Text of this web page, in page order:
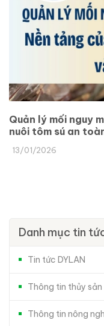
Quản lý mối nguy
nuôi tôm sú an
13/01/2026
Danh mục tin
Tin tức DYLAN
Thông tin thủy sản
Thông tin nông